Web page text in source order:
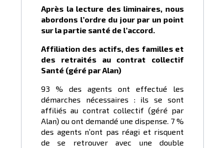
Après la lecture des liminaires, nous
abordons l’ordre du jour par un point
sur la partie santé de l’accord.
Affiliation des actifs, des familles et
des retraités au contrat collectif
Santé (géré par Alan)
93 % des agents ont effectué les
démarches nécessaires : ils se sont
affiliés au contrat collectif (géré par
Alan) ou ont demandé une dispense. 7 %
des agents n’ont pas réagi et risquent
de se retrouver avec une double